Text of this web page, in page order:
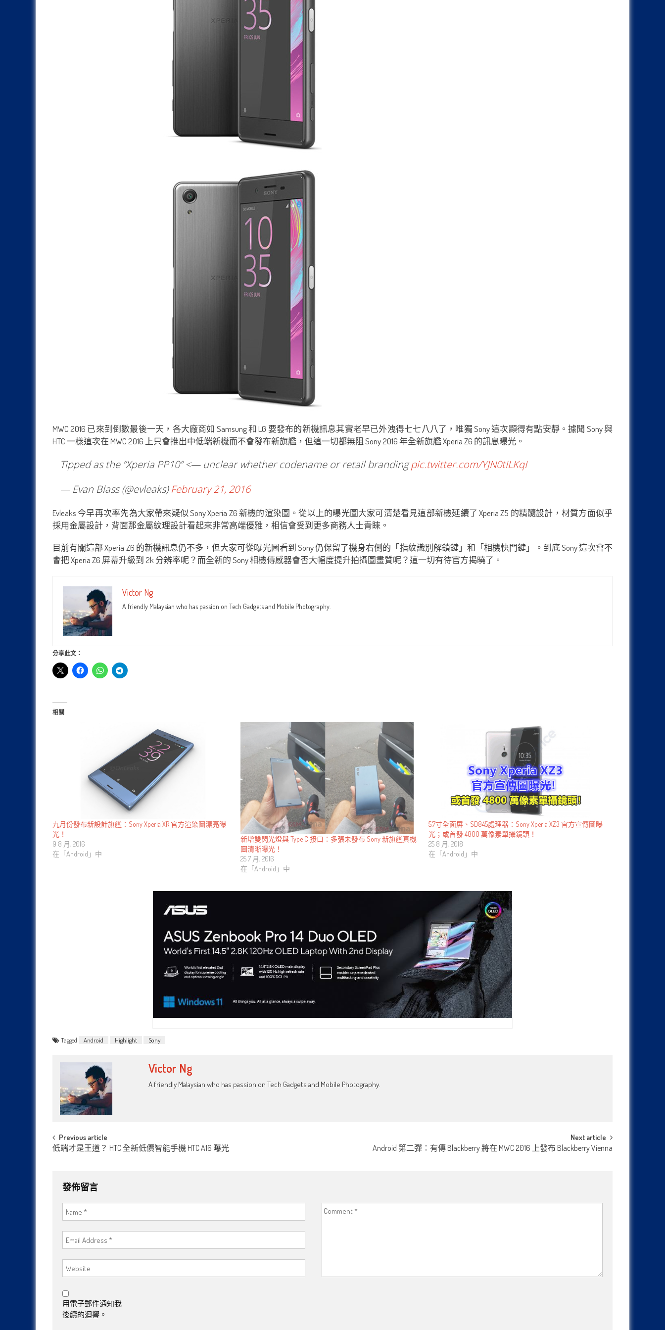
MWC 2016 已來到倒數最後一天，各大廠商如 Samsung 和 LG 要發布的新機訊息其實老早已外洩得七七八八了，唯獨 Sony 這次顯得有點安靜。據聞 Sony 與
HTC 一樣這次在 MWC 2016 上只會推出中低端新機而不會發布新旗艦，但這一切都無阻 Sony 2016 年全新旗艦 Xperia Z6 的訊息曝光。
Tipped as the “Xperia PP10” <— unclear whether codename or retail brandingpic.twitter.com/YJN0tILKqI
— Evan Blass (@evleaks)February 21, 2016
Evleaks 今早再次率先為大家帶來疑似 Sony Xperia Z6 新機的渲染圖。從以上的曝光圖大家可清楚看見這部新機延續了 Xperia Z5 的精髓設計，材質方面似乎
採用金屬設計，背面那金屬紋理設計看起來非常高端優雅，相信會受到更多商務人士青睞。
目前有關這部 Xperia Z6 的新機訊息仍不多，但大家可從曝光圖看到 Sony 仍保留了機身右側的「指紋識別解鎖鍵」和「相機快門鍵」。到底 Sony 這次會不
會把 Xperia Z6 屏幕升級到 2k 分辨率呢？而全新的 Sony 相機傳感器會否大幅度提升拍攝圖畫質呢？這一切有待官方揭曉了。
Victor Ng
A friendly Malaysian who has passion on Tech Gadgets and Mobile Photography.
分享此文：
相關
九月份發布新設計旗艦：Sony Xperia XR 官方渲染圖漂亮曝
光！
9 8 月, 2016
在「Android」中
新增雙閃光燈與 Type C 接口：多張未發布 Sony 新旗艦真機
圖清晰曝光！
25 7 月, 2016
在「Android」中
5.7寸全面屏、SD845處理器：Sony Xperia XZ3 官方宣傳圖曝
光；或首發 4800 萬像素單攝鏡頭！
25 8 月, 2018
在「Android」中
Tagged Android Highlight Sony
Victor Ng
A friendly Malaysian who has passion on Tech Gadgets and Mobile Photography.
Post
Previous article
低端才是王道？ HTC 全新低價智能手機 HTC A16 曝光
Next article
Android 第二彈：有傳 Blackberry 將在 MWC 2016 上發布 Blackberry Vienna
發佈留言
用電子郵件通知我
後續的迴響。